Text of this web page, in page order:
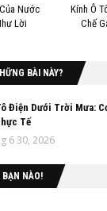
Kính Ô
Chế
Nước
Lời
BÀI NÀY?
Điện Dưới Trời Mưa:
Tế
6 30, 2026
NÀO!